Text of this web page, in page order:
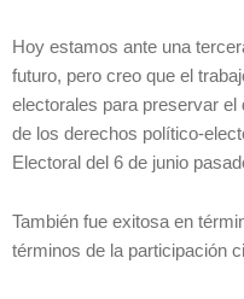
Hoy estamos ante una
futuro, pero creo que el
electorales para preservar
de los derechos político-
Electoral del 6 de junio
También fue exitosa en
términos de la participación